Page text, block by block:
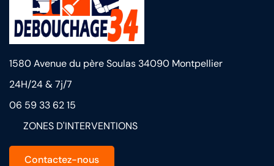
1580 Avenue du père Soulas 34090 Montpellier
24H/24 & 7j/7
06 59 33 62 15
ZONES D'INTERVENTIONS
Contactez-nous